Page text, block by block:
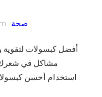
–صحة
أفضل كبسولات لتقوية
مشاكل في شعرك
استخدام أحسن